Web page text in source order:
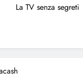
La TV senza segreti